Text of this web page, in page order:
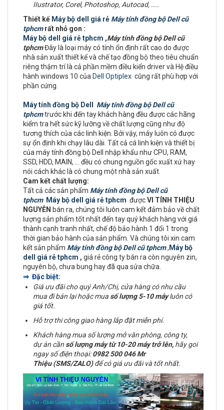
IIustrator, Corel, Photoshop, Autocad, ....
Thiết kế Máy bộ dell giá rẻ Máy tính đồng bộ Dell cũ
tphcm rất nhỏ gon :
Máy bộ dell giá rẻ tphcm ,Máy tính đồng bộ Dell cũ
tphcmĐây là loại máy có tính ổn định rất cao do được
nhà sản xuất thiết kế và chế tạo đồng bộ theo tiêu chuẩn
riêng thậm trí là cả phần mềm điều kiển driver và Hệ điều
hành windows 10 của Dell Optiplex cũng rất phù hợp với
phần cứng.
Máy tính đồng bộ Dell
Máy tính đồng bộ Dell cũ
tphcmtrước khi đến tay khách hàng đều được các hãng
kiểm tra hết sức kỹ lưỡng về chất lượng cũng như độ
tương thích của các linh kiện. Bởi vậy, máy luôn có được
sự ổn định khi chạy lâu dài. Tất cả cá linh kiện và thiết bị
của máy tính đồng bộ Dell nhập khẩu như CPU, RAM,
SSD, HDD, MAIN, ... đều có chung nguồn gốc xuất xứ hay
nói cách khác là có chung một nhà sản xuất.
Cam kết chất lượng:
Tất cả các sản phẩm Máy tính đồng bộ Dell cũ
tphcm Máy bộ dell giá rẻ tphcm đượcVI TÍNH THIỆU
NGUYỄN bán ra, chúng tôi luôn cam kết đảm bảo về chất
lượng sản phẩm tốt nhất đến tay quý khách hàng với giá
thành cạnh tranh nhất, chế độ bảo hành 1 đổi 1 trong
thời gian bảo hành của sản phẩm. Và chúng tôi xin cam
kết sản phẩm Máy tính đồng bộ Dell cũ tphcm, Máy bộ
dell giá rẻ tphcm , giá rẻ công ty bán ra còn nguyên zin,
nguyên bộ, chưa bung hay đã qua sửa chữa.
⇒ Đặc biệt:
Giá ưu đãi cho quý Anh/Chị, cửa hàng có nhu cầu
mua đi bán lại hoặc mua số lượng 5-10 máyluôn có
giá tốt.
Hỗ trợ thi công giao hàng lắp đặt miễn phí.
Khách hàng mua số lượng mở văn phòng, công ty,
dự án cần số lượng máy từ 10-20 máy trở lên, hãy goi
ngay số điện thoại:0982 500 046 Mr
Thiệu (SMS/ZALO)để có giá ưu đãi và tốt nhất.